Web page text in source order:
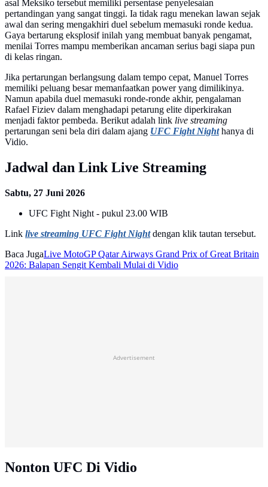
asal Meksiko tersebut memiliki persentase penyelesaian
pertandingan yang sangat tinggi. Ia tidak ragu menekan lawan sejak
awal dan sering mengakhiri duel sebelum memasuki ronde kedua.
Gaya bertarung eksplosif inilah yang membuat banyak pengamat,
menilai Torres mampu memberikan ancaman serius bagi siapa pun
di kelas ringan.
Jika pertarungan berlangsung dalam tempo cepat, Manuel Torres
memiliki peluang besar memanfaatkan power yang dimilikinya.
Namun apabila duel memasuki ronde-ronde akhir, pengalaman
Rafael Fiziev dalam menghadapi petarung elite diperkirakan
menjadi faktor pembeda. Berikut adalah link live streaming
pertarungan seni bela diri dalam ajang UFC Fight Nighthanya di
Vidio.
Jadwal dan Link Live Streaming
Sabtu, 27 Juni 2026
UFC Fight Night - pukul 23.00 WIB
Link live streaming UFC Fight Nightdengan klik tautan tersebut.
Baca JugaLive MotoGP Qatar Airways Grand Prix of Great Britain
2026: Balapan Sengit Kembali Mulai di Vidio
Advertisement
Nonton UFC Di Vidio